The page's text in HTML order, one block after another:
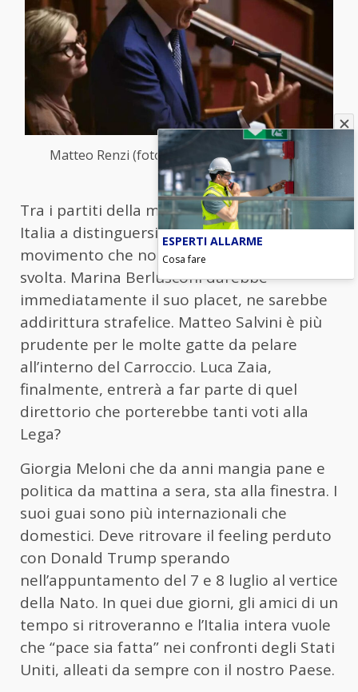
Matteo Renzi (foto Ansa) – Blitz Quotidiano
Tra i partiti della maggioranza, è Forza
Italia a distinguersi ed ad apparire come il
movimento che non disdegnerebbe questa
svolta. Marina Berlusconi darebbe
immediatamente il suo placet, ne sarebbe
addirittura strafelice. Matteo Salvini è più
prudente per le molte gatte da pelare
all’interno del Carroccio. Luca Zaia,
finalmente, entrerà a far parte di quel
direttorio che porterebbe tanti voti alla
Lega?
Giorgia Meloni che da anni mangia pane e
politica da mattina a sera, sta alla finestra. I
suoi guai sono più internazionali che
domestici. Deve ritrovare il feeling perduto
con Donald Trump sperando
nell’appuntamento del 7 e 8 luglio al vertice
della Nato. In quei due giorni, gli amici di un
tempo si ritroveranno e l’Italia intera vuole
che “pace sia fatta” nei confronti degli Stati
Uniti, alleati da sempre con il nostro Paese.
ESPERTI ALLARME
Cosa fare